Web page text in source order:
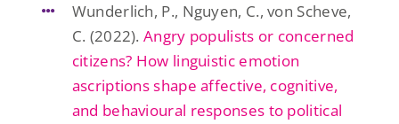
Wunderlich, P., Nguyen, C., von Scheve,
C. (2022).Angry populists or concerned
citizens? How linguistic emotion
ascriptions shape affective, cognitive,
and behavioural responses to political